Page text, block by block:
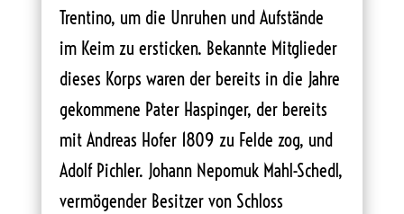
Trentino, um die Unruhen und Aufstände
im Keim zu ersticken. Bekannte Mitglieder
dieses Korps waren der bereits in die Jahre
gekommene Pater Haspinger, der bereits
mit Andreas Hofer 1809 zu Felde zog, und
Adolf Pichler. Johann Nepomuk Mahl-Schedl,
vermögender Besitzer von Schloss